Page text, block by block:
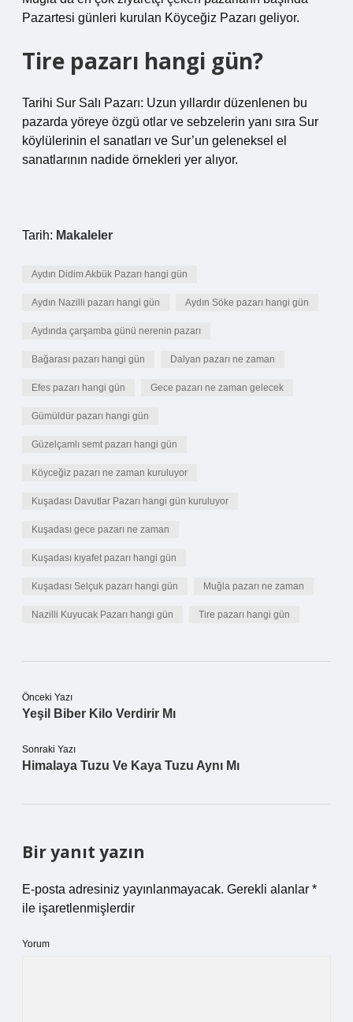
Pazartesi günleri kurulan Köyceğiz Pazarı geliyor.
Tire pazarı hangi gün?
Tarihi Sur Salı Pazarı: Uzun yıllardır düzenlenen bu
pazarda yöreye özgü otlar ve sebzelerin yanı sıra Sur
köylülerinin el sanatları ve Sur’un geleneksel el
sanatlarının nadide örnekleri yer alıyor.
Tarih: Makaleler
Aydın Didim Akbük Pazarı hangi gün
Aydın Nazilli pazarı hangi gün Aydın Söke pazarı hangi gün
Aydında çarşamba günü nerenin pazarı
Bağarası pazarı hangi gün Dalyan pazarı ne zaman
Efes pazarı hangi gün Gece pazarı ne zaman gelecek
Gümüldür pazarı hangi gün
Güzelçamlı semt pazarı hangi gün
Köyceğiz pazarı ne zaman kuruluyor
Kuşadası Davutlar Pazarı hangi gün kuruluyor
Kuşadası gece pazarı ne zaman
Kuşadası kıyafet pazarı hangi gün
Kuşadası Selçuk pazarı hangi gün Muğla pazarı ne zaman
Nazilli Kuyucak Pazarı hangi gün Tire pazarı hangi gün
Önceki Yazı
Yeşil Biber Kilo Verdirir Mı
Sonraki Yazı
Himalaya Tuzu Ve Kaya Tuzu Aynı Mı
Bir yanıt yazın
E-posta adresiniz yayınlanmayacak. Gerekli alanlar *
ile işaretlenmişlerdir
Yorum